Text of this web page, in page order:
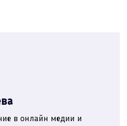
в онлайн медии и